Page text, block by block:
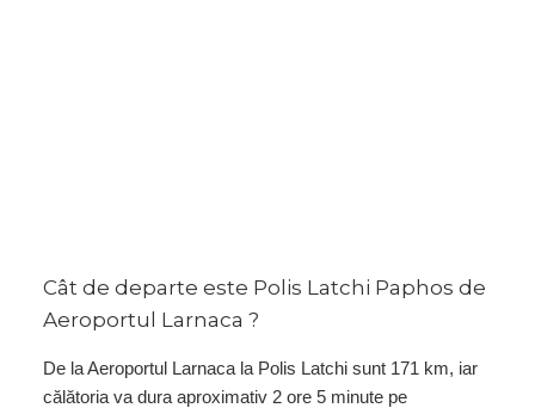
Cât de departe este Polis Latchi Paphos de
Aeroportul Larnaca ?
De la Aeroportul Larnaca la Polis Latchi sunt 171 km, iar
călătoria va dura aproximativ 2 ore 5 minute pe